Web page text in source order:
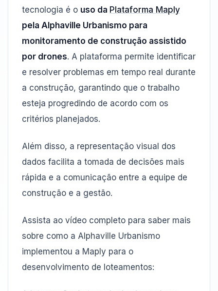
tecnologia é o uso da Plataforma Maply
pela Alphaville Urbanismo para
monitoramento de construção assistido
por drones. A plataforma permite identificar
e resolver problemas em tempo real durante
a construção, garantindo que o trabalho
esteja progredindo de acordo com os
critérios planejados.
Além disso, a representação visual dos
dados facilita a tomada de decisões mais
rápida e a comunicação entre a equipe de
construção e a gestão.
Assista ao vídeo completo para saber mais
sobre como a Alphaville Urbanismo
implementou a Maply para o
desenvolvimento de loteamentos: